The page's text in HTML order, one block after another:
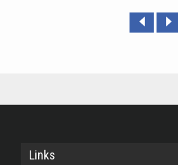
Links